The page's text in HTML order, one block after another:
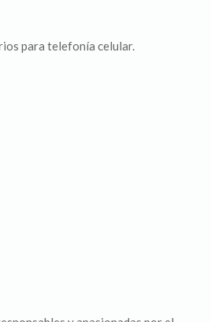
para telefonía celular.